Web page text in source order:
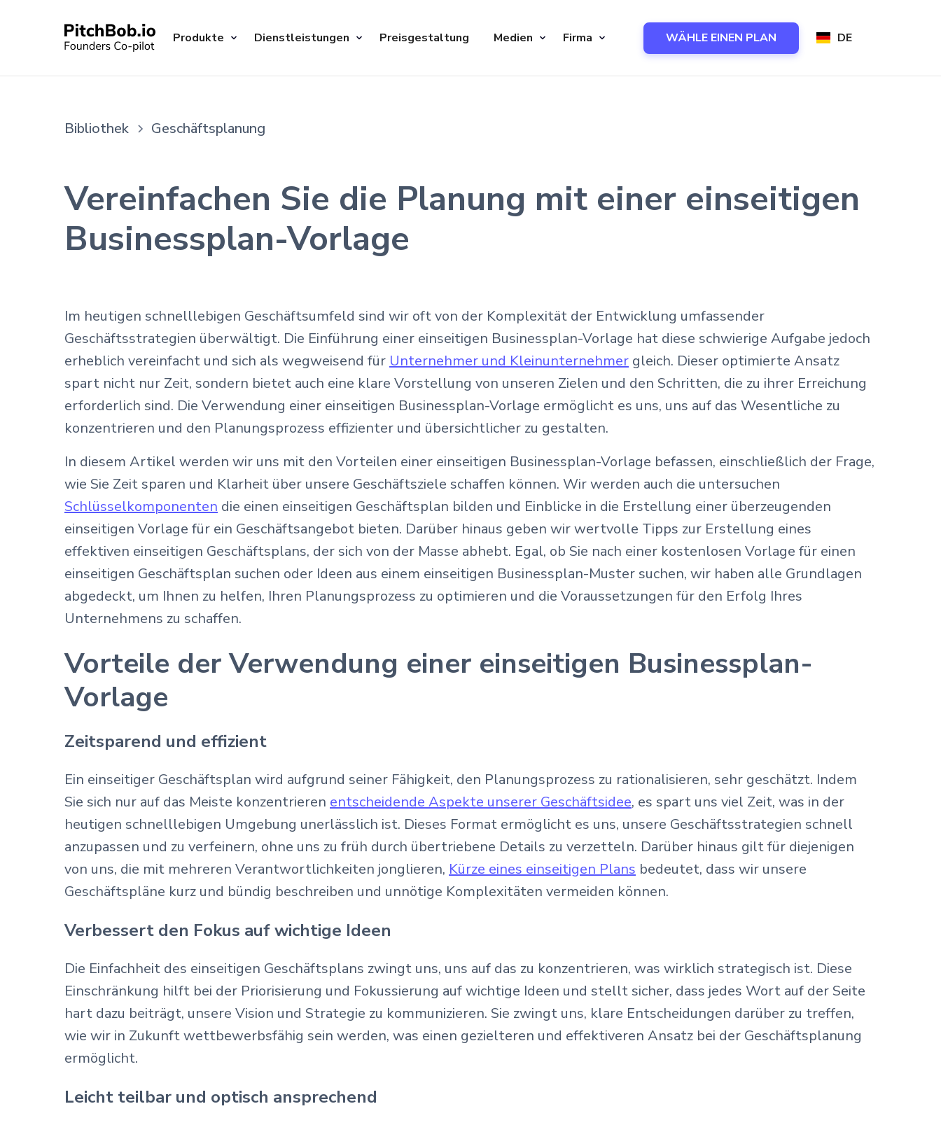
Produkte Dienstleistungen Preisgestaltung Medien Firma WÄHLE EINEN PLAN DE
Bibliothek Geschäftsplanung
Vereinfachen Sie die Planung mit einer einseitigen
Businessplan-Vorlage
Im heutigen schnelllebigen Geschäftsumfeld sind wir oft von der Komplexität der Entwicklung umfassender
Geschäftsstrategien überwältigt. Die Einführung einer einseitigen Businessplan-Vorlage hat diese schwierige Aufgabe jedoch
erheblich vereinfacht und sich als wegweisend für Unternehmer und Kleinunternehmer gleich. Dieser optimierte Ansatz
spart nicht nur Zeit, sondern bietet auch eine klare Vorstellung von unseren Zielen und den Schritten, die zu ihrer Erreichung
erforderlich sind. Die Verwendung einer einseitigen Businessplan-Vorlage ermöglicht es uns, uns auf das Wesentliche zu
konzentrieren und den Planungsprozess effizienter und übersichtlicher zu gestalten.
In diesem Artikel werden wir uns mit den Vorteilen einer einseitigen Businessplan-Vorlage befassen, einschließlich der Frage,
wie Sie Zeit sparen und Klarheit über unsere Geschäftsziele schaffen können. Wir werden auch die untersuchen
Schlüsselkomponenten die einen einseitigen Geschäftsplan bilden und Einblicke in die Erstellung einer überzeugenden
einseitigen Vorlage für ein Geschäftsangebot bieten. Darüber hinaus geben wir wertvolle Tipps zur Erstellung eines
effektiven einseitigen Geschäftsplans, der sich von der Masse abhebt. Egal, ob Sie nach einer kostenlosen Vorlage für einen
einseitigen Geschäftsplan suchen oder Ideen aus einem einseitigen Businessplan-Muster suchen, wir haben alle Grundlagen
abgedeckt, um Ihnen zu helfen, Ihren Planungsprozess zu optimieren und die Voraussetzungen für den Erfolg Ihres
Unternehmens zu schaffen.
Vorteile der Verwendung einer einseitigen Businessplan-
Vorlage
Zeitsparend und effizient
Ein einseitiger Geschäftsplan wird aufgrund seiner Fähigkeit, den Planungsprozess zu rationalisieren, sehr geschätzt. Indem
Sie sich nur auf das Meiste konzentrieren entscheidende Aspekte unserer Geschäftsidee, es spart uns viel Zeit, was in der
heutigen schnelllebigen Umgebung unerlässlich ist. Dieses Format ermöglicht es uns, unsere Geschäftsstrategien schnell
anzupassen und zu verfeinern, ohne uns zu früh durch übertriebene Details zu verzetteln. Darüber hinaus gilt für diejenigen
von uns, die mit mehreren Verantwortlichkeiten jonglieren, Kürze eines einseitigen Plans bedeutet, dass wir unsere
Geschäftspläne kurz und bündig beschreiben und unnötige Komplexitäten vermeiden können.
Verbessert den Fokus auf wichtige Ideen
Die Einfachheit des einseitigen Geschäftsplans zwingt uns, uns auf das zu konzentrieren, was wirklich strategisch ist. Diese
Einschränkung hilft bei der Priorisierung und Fokussierung auf wichtige Ideen und stellt sicher, dass jedes Wort auf der Seite
hart dazu beiträgt, unsere Vision und Strategie zu kommunizieren. Sie zwingt uns, klare Entscheidungen darüber zu treffen,
wie wir in Zukunft wettbewerbsfähig sein werden, was einen gezielteren und effektiveren Ansatz bei der Geschäftsplanung
ermöglicht.
Leicht teilbar und optisch ansprechend